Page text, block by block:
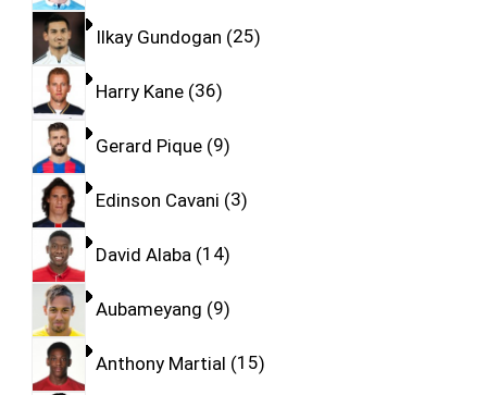
Ilkay Gundogan 25
Harry Kane 36
Gerard Pique 9
Edinson Cavani 3
David Alaba 14
Aubameyang 9
Anthony Martial 15